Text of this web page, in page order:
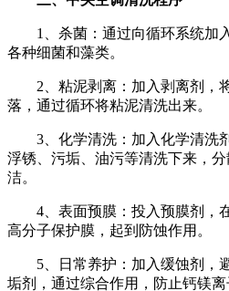
1、杀菌：通过向循环系统加
各种细菌和藻类。
2、粘泥剥离：加入剥离剂，
落，通过循环将粘泥清洗出来。
3、化学清洗：加入化学清洗
浮锈、污垢、油污等清洗下来，
洁。
4、表面预膜：投入预膜剂，
高分子保护膜，起到防蚀作用。
5、日常养护：加入缓蚀剂，
垢剂，通过综合作用，防止钙镁离